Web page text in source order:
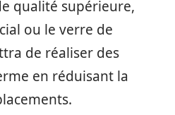
qualité supérieure,
ou le verre de
de réaliser des
en réduisant la